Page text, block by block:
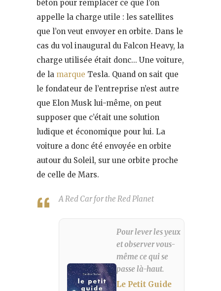
béton pour remplacer ce que l’on
appelle la charge utile : les satellites
que l’on veut envoyer en orbite. Dans le
cas du vol inaugural du Falcon Heavy, la
charge utilisée était donc… Une voiture,
de la marque Tesla. Quand on sait que
le fondateur de l’entreprise n’est autre
que Elon Musk lui-même, on peut
supposer que c’était une solution
ludique et économique pour lui. La
voiture a donc été envoyée en orbite
autour du Soleil, sur une orbite proche
de celle de Mars.
A Red Car for the Red Planet
Pour lever les yeux
et observer vous-
même ce qui se
passe là-haut.
Le Petit Guide